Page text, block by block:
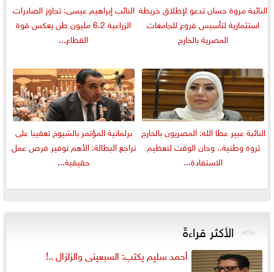
النائبة مروة حسان تدعو لإطلاق خريطة
استثمارية لتأسيس فروع للجامعات
المصرية بالخارج
النائب إبراهيم عيسى: تجاوز الصادرات
الزراعية 6.2 مليون طن يعكس قوة
القطاع...
النائبة عبير عطا الله: المصريون بالخارج
ثروة وطنية.. وحان الوقت لتعظيم
الاستفادة...
برلمانية المؤتمر بالشيوخ تعقيبا على
تراجع البطالة: الأهم توفير فرص عمل
حقيقية...
الأكثر قراءةً
أحمد سليم يكتب: السبعينى والزلزال ..!